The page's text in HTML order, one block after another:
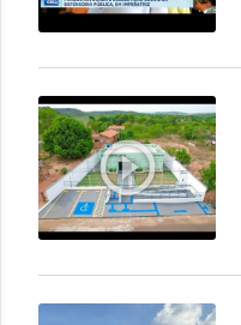
play_circle_outline